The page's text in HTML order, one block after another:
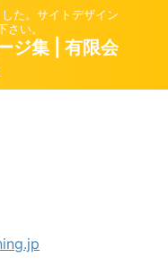
た。サイトデザイン
い。
ジ集 | 有限会